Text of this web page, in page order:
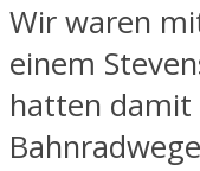
Wir waren
einem
hatten damit